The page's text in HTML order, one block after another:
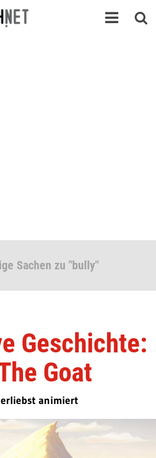
Sachen zu "bully"
Geschichte:
Goat
animiert